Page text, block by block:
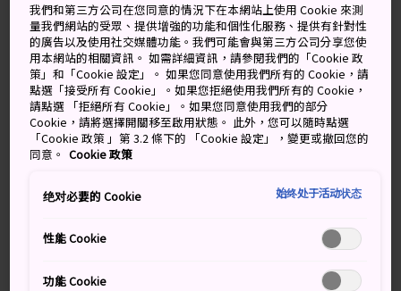
在 Google 地圖上檢視
取得轉乘資訊
關鍵字 地圖
沉浸在神話中的大湖
以西，是一處風景如畫的潟湖。湖山
池周長大約 16 公里，公認是日本最大的池塘。湖山池的
水源來自六條河川，由一座狹窄的沙洲與日本海分隔。
我們和第三方公司在您同意的情況下在本網站上使用 Cookie 來測
量我們網站的受眾、提供增強的功能和個性化服務、提供有針對性
的廣告以及使用社交媒體功能。我們可能會與第三方公司分享您使
用本網站的相關資訊。 如需詳細資訊，請參閱我們的「Cookie 政
策」和「Cookie 設定」。 如果您同意使用我們所有的 Cookie，請
點選「接受所有 Cookie」。如果您拒絕使用我們所有的 Cookie，
請點選 「拒絕所有 Cookie」。如果您同意使用我們的部分
Cookie，請將選擇開關移至啟用狀態。 此外，您可以隨時點選
「Cookie 政策 」第 3.2 條下的 「Cookie 設定」，變更或撤回您的
同意。 Cookie 政策
绝对必要的 Cookie 始终处于活动状态
性能 Cookie
功能 Cookie